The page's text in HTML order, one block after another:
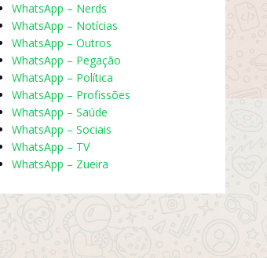
WhatsApp – Nerds
WhatsApp – Notícias
WhatsApp – Outros
WhatsApp – Pegação
WhatsApp – Política
WhatsApp – Profissões
WhatsApp – Saúde
WhatsApp – Sociais
WhatsApp – TV
WhatsApp – Zueira